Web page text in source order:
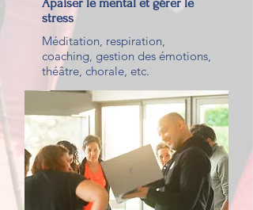
stress
Méditation, respiration,
coaching, gestion des émotions,
théâtre, chorale, etc.